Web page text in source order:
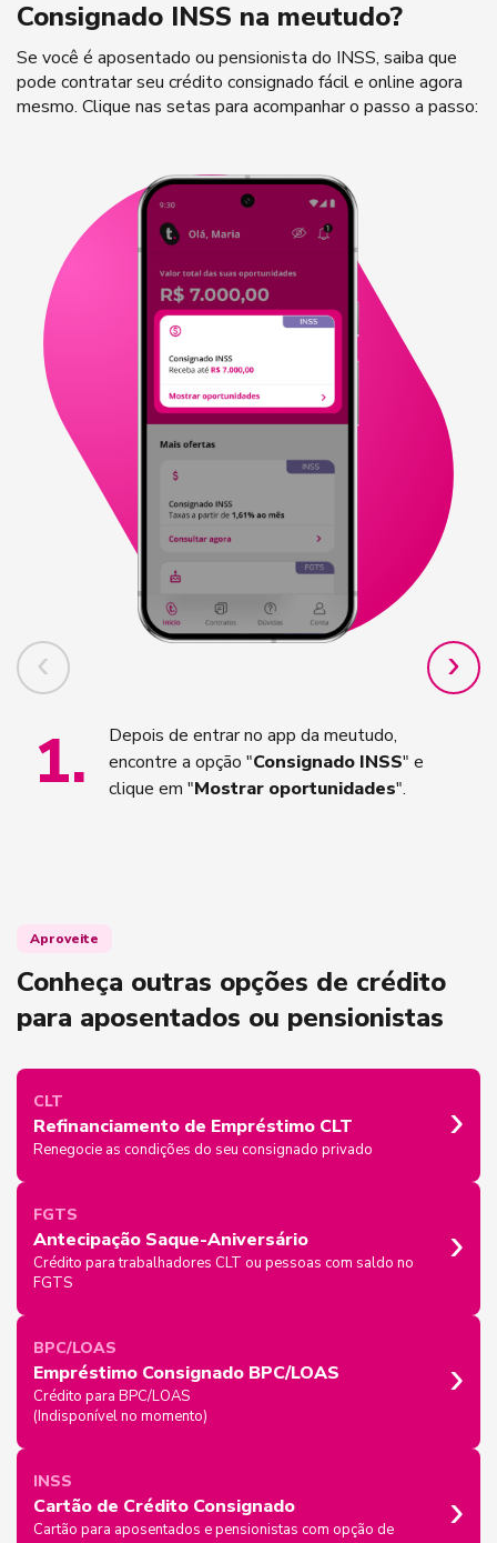
Consignado INSS na meutudo?
Se você é aposentado ou pensionista do INSS, saiba que
pode contratar seu crédito consignado fácil e online agora
mesmo. Clique nas setas para acompanhar o passo a passo:
1.
Depois de entrar no app da meutudo,
encontre a opção "Consignado INSS" e
clique em "Mostrar oportunidades".
Aproveite
Conheça outras opções de crédito
para aposentados ou pensionistas
CLT
Refinanciamento de Empréstimo CLT
Renegocie as condições do seu consignado privado ›
FGTS
Antecipação Saque-Aniversário
Crédito para trabalhadores CLT ou pessoas com saldo no
FGTS
›
BPC/LOAS
Empréstimo Consignado BPC/LOAS
Crédito para BPC/LOAS
(Indisponível no momento)
›
INSS
Cartão de Crédito Consignado
Cartão para aposentados e pensionistas com opção de
›